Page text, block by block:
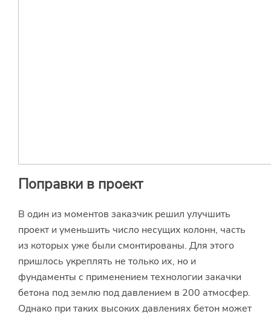
Поправки в проект
В один из моментов заказчик решил улучшить
проект и уменьшить число несущих колонн, часть
из которых уже были смонтированы. Для этого
пришлось укреплять не только их, но и
фундаменты с применением технологии закачки
бетона под землю под давлением в 200 атмосфер.
Однако при таких высоких давлениях бетон может